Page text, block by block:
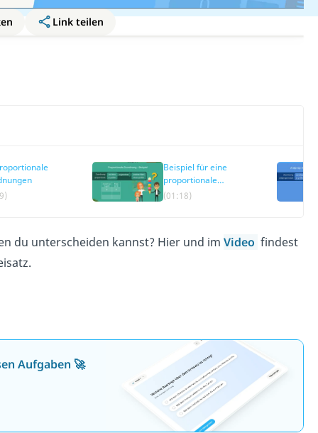
Link teilen
Beispiel für eine
proportionale
Zuordnung
(01:18)
du unterscheiden kannst? Hier und im Video findest
Aufgaben 🚀